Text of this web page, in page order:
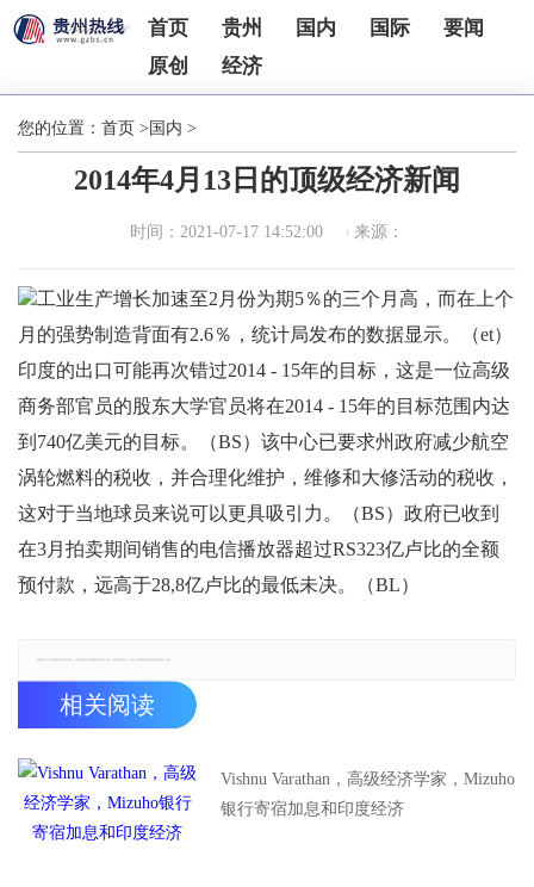
首页 贵州 国内 国际
要闻
原创
经济
您的位置： 首页 > 国内 >
2014年4月13日的顶级经济新闻
时间：2021-07-17 14:52:00 来源：
工业生产增长加速至2月份为期5％的三个月高，而在上个
月的强势制造背面有2.6％，统计局发布的数据显示。（et）
印度的出口可能再次错过2014 - 15年的目标，这是一位高级
商务部官员的股东大学官员将在2014 - 15年的目标范围内达
到740亿美元的目标。（BS）该中心已要求州政府减少航空
涡轮燃料的税收，并合理化维护，维修和大修活动的税收，
这对于当地球员来说可以更具吸引力。（BS）政府已收到
在3月拍卖期间销售的电信播放器超过RS323亿卢比的全额
预付款，远高于28,8亿卢比的最低未决。（BL）
相关阅读
Vishnu Varathan，高级经济学家，Mizuho
银行寄宿加息和印度经济